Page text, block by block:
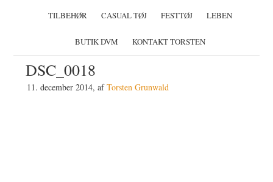
TILBEHØR CASUAL TØJ FESTTØJ LEBEN
BUTIK DVM KONTAKT TORSTEN
DSC_0018
11. december 2014, afTorsten Grunwald